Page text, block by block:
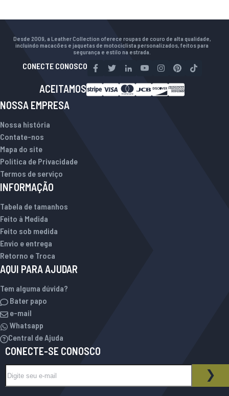
Desde 2009, a Leather Collection oferece roupas de couro de alta qualidade,
incluindo macacões e jaquetas de motociclista personalizados, feitos para
segurança e estilo na estrada.
CONECTE CONOSCO
ACEITAMOS
NOSSA EMPRESA
Nossa história
Contate-nos
Mapa do site
Política de Privacidade
Termos de serviço
INFORMAÇÃO
Tabela de tamanhos
Feito à Medida
Feito sob medida
Envio e entrega
Retorno e Troca
AQUI PARA AJUDAR
Tem alguma dúvida?
Bater papo
e-mail
Whatsapp
Central de Ajuda
CONECTE-SE CONOSCO
BOLETIM INFORMATIVO